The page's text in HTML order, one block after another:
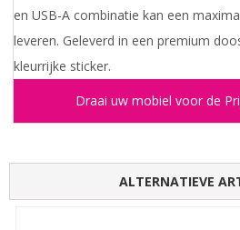
en USB-A combinatie kan een
leveren. Geleverd in een premium
kleurrijke sticker.
Draai uw mobiel voor de
ALTERNATIEVE